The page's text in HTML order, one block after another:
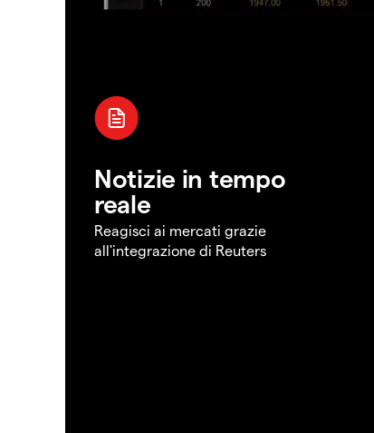
Notizie in tempo
reale
Reagisci ai mercati grazie
all'integrazione di Reuters